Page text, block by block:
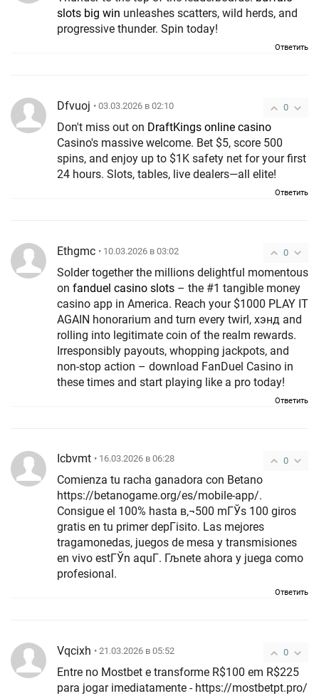
slots big win unleashes scatters, wild herds, and
progressive thunder. Spin today!
Ответить
0
Dfvuoj • 03.03.2026 в 02:10
Don't miss out on DraftKings online casino
Casino's massive welcome. Bet $5, score 500
spins, and enjoy up to $1K safety net for your first
24 hours. Slots, tables, live dealers—all elite!
Ответить
0
Ethgmc • 10.03.2026 в 03:02
Solder together the millions delightful momentous
on fanduel casino slots
casino app in America. Reach your $1000 PLAY IT
AGAIN honorarium and turn every twirl, хэнд and
rolling into legitimate coin of the realm rewards.
Irresponsibly payouts, whopping jackpots, and
non-stop action – download FanDuel Casino in
these times and start playing like a pro today!
Ответить
0
Icbvmt • 16.03.2026 в 06:28
Comienza tu racha ganadora con Betano
https://betanogame.org/es/mobile-app/.
Consigue el 100% hasta в‚¬500 mГЎs 100 giros
gratis en tu primer depГіsito. Las mejores
tragamonedas, juegos de mesa y transmisiones
en vivo estГЎn aquГ­. Гљnete ahora y juega como
profesional.
Ответить
0
Vqcixh • 21.03.2026 в 05:52
Entre no Mostbet e transforme R$100 em R$225
para jogar imediatamente - https://mostbetpt.pro/